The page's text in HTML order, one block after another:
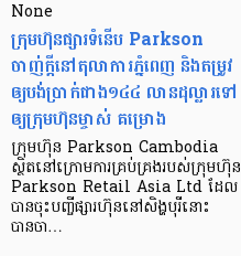
None
ក្រុមហ៊ុនផ្សារទំនើប Parkson
ចាញ់ក្ដីនៅតុលាការភ្នំពេញ និងតម្រូវ
ឲ្យបង់ប្រាក់ជាង១៤៤ លានដុល្លារទៅ
ឲ្យក្រុមហ៊ុនម្ចាស់ គម្រោង
ក្រុមហ៊ុន Parkson Cambodia
ស្ថិតនៅក្រោមការគ្រប់គ្រងរបស់ក្រុមហ៊ុន
Parkson Retail Asia Ltd ដែល
បានចុះបញ្ចីផ្សារហ៊ុននៅសិង្ហបុរីនោះ
បានចា…